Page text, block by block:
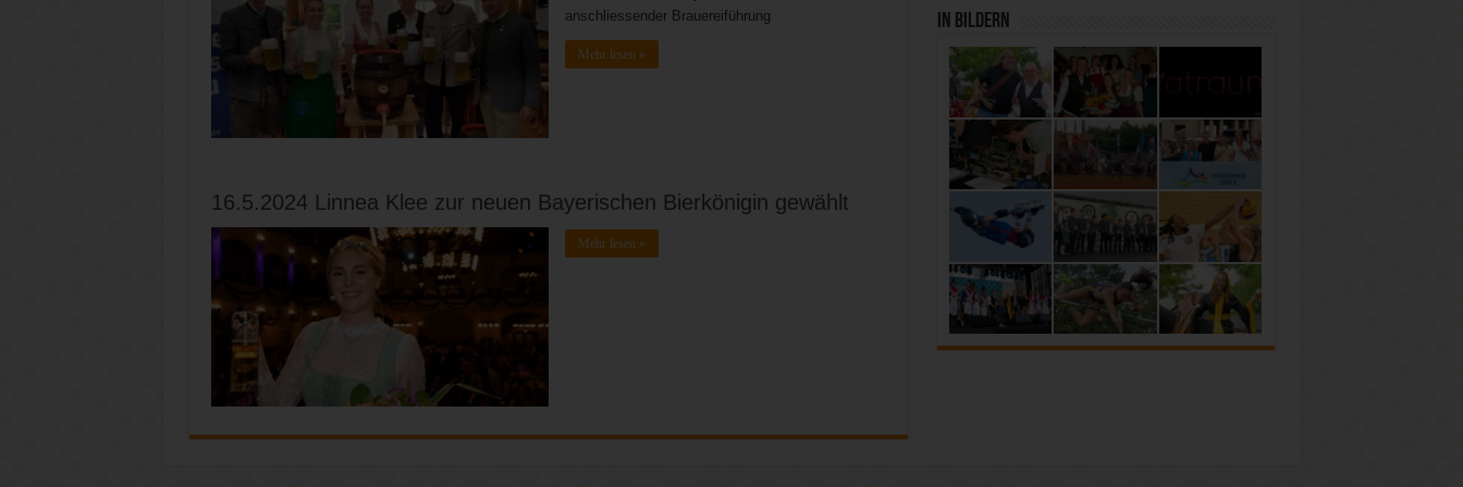
anschliessender Brauereiführung
Mehr lesen »
16.5.2024 Linnea Klee zur neuen Bayerischen Bierkönigin gewählt
Mehr lesen »
In Bildern